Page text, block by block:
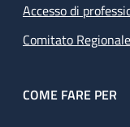
Accesso di
Comitato
COME FARE PER